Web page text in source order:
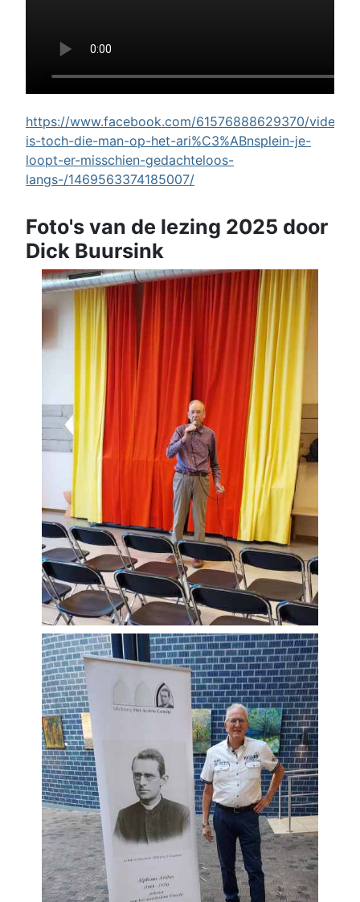
https://www.facebook.com/61576888629370/videos/
is-toch-die-man-op-het-ari%C3%ABnsplein-je-
loopt-er-misschien-gedachteloos-
langs-/1469563374185007/
Foto's van de lezing 2025 door
Dick Buursink